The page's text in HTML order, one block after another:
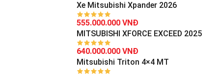
Xe Mitsubishi Xpander 2026
555.000.000 VNĐ
MITSUBISHI XFORCE EXCEED 2025
640.000.000 VNĐ
Mitsubishi Triton 4×4 MT